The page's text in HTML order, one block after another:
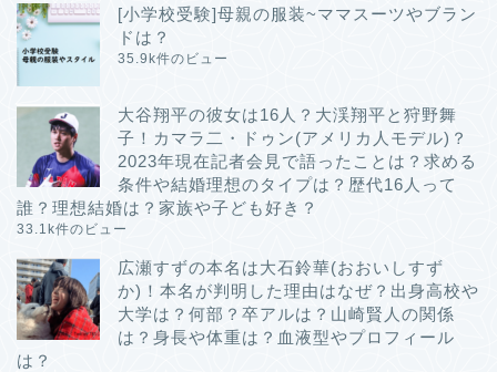
[小学校受験]母親の服装~ママスーツやブラン
ドは？
35.9k件のビュー
大谷翔平の彼女は16人？大渓翔平と狩野舞
子！カマラ二・ドゥン(アメリカ人モデル)？
2023年現在記者会見で語ったことは？求める
条件や結婚理想のタイプは？歴代16人って
誰？理想結婚は？家族や子ども好き？
33.1k件のビュー
広瀬すずの本名は大石鈴華(おおいしすず
か)！本名が判明した理由はなぜ？出身高校や
大学は？何部？卒アルは？山崎賢人の関係
は？身長や体重は？血液型やプロフィール
は？